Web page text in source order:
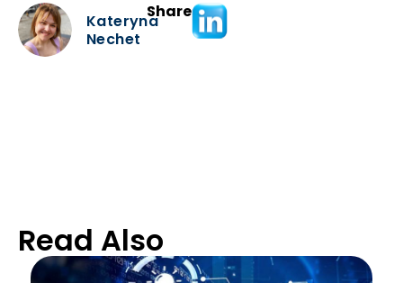
Kateryna
Nechet
Share
Read Also